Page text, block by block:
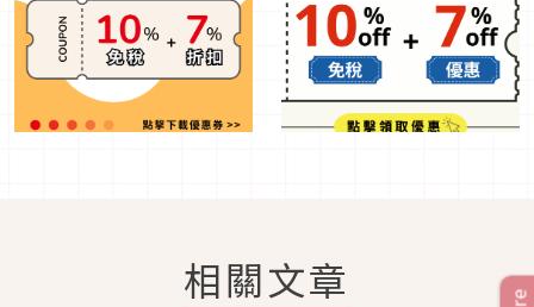
相關文章